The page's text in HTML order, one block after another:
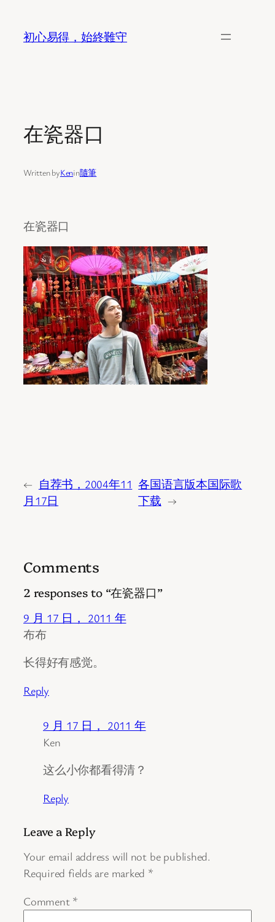
content
初心易得，始終難守
在瓷器口
Written byKenin隨筆
在瓷器口
← 自荐书，2004年11
月17日
各国语言版本国际歌
下载 →
Comments
2 responses to “在瓷器口”
9 月 17 日， 2011 年
布布
长得好有感觉。
Reply
9 月 17 日， 2011 年
Ken
这么小你都看得清？
Reply
Leave a Reply
Your email address will not be published.
Required fields are marked *
Comment *